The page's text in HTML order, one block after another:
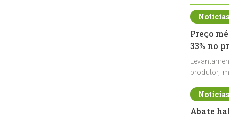
durante a
Preço
33% no
produtor,
de leite cru
Abate